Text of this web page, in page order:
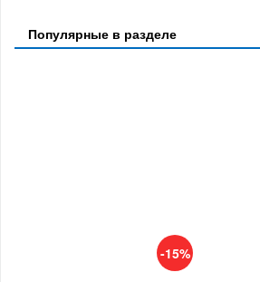
Популярные в разделе
-15%